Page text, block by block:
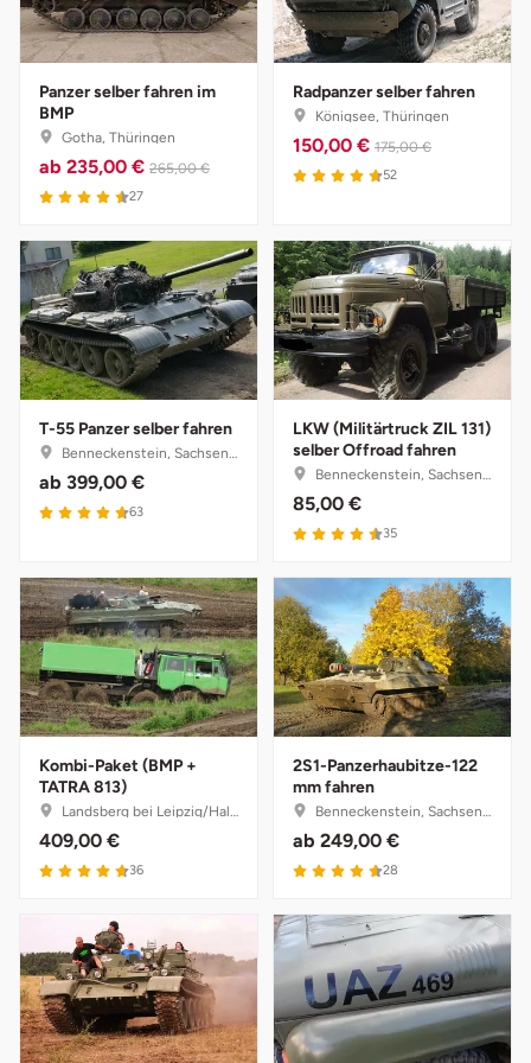
Panzer selber fahren im
BMP
Gotha, Thüringen
ab 235,00 € 265,00 €
27
Radpanzer selber fahren
Königsee, Thüringen
150,00 € 175,00 €
52
T-55 Panzer selber fahren
Benneckenstein, Sachsen-Anhalt
ab 399,00 €
63
LKW (Militärtruck ZIL 131)
selber Offroad fahren
Benneckenstein, Sachsen-Anhalt
85,00 €
35
Kombi-Paket (BMP +
TATRA 813)
Landsberg bei Leipzig/Halle, Sachsen-Anhalt
409,00 €
36
2S1-Panzerhaubitze-122
mm fahren
Benneckenstein, Sachsen-Anhalt
ab 249,00 €
28
Fürstenfeldbruck
Geiselwind
Gelnhausen
Gera
Gersfeld
Gotha
Göppingen
Hamburg
Hanau
Hannover
Haßfurt
Heidenheim
Heilbronn
Heldburg